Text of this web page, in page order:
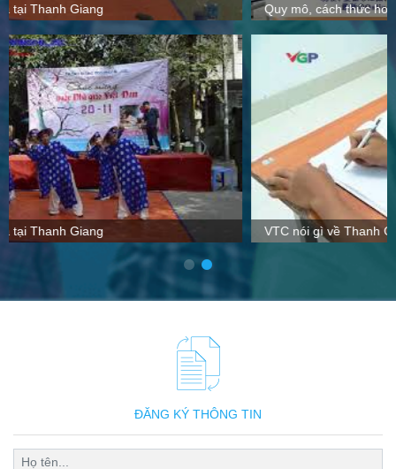
Quy mô, cách thức hoạt động tại Thanh Giang
VTC nói gì về Thanh Giang
ĐĂNG KÝ THÔNG TIN